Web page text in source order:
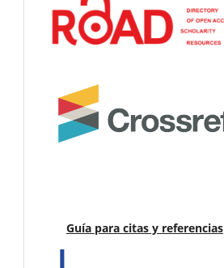
Guía para citas y referencias